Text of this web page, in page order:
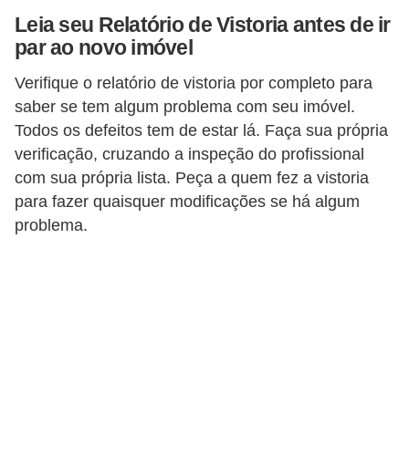
Leia seu Relatório de Vistoria antes de ir
par ao novo imóvel
Verifique o relatório de vistoria por completo para
saber se tem algum problema com seu imóvel.
Todos os defeitos tem de estar lá. Faça sua própria
verificação, cruzando a inspeção do profissional
com sua própria lista. Peça a quem fez a vistoria
para fazer quaisquer modificações se há algum
problema.